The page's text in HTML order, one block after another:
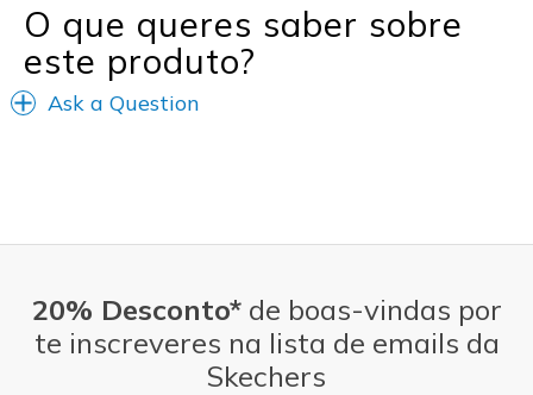
View On Shoes
I'm Really Into Shoes
O que queres saber sobre
este produto?
Ask a Question
20% Desconto*de boas-vindas por
te inscreveres na lista de emails da
Skechers